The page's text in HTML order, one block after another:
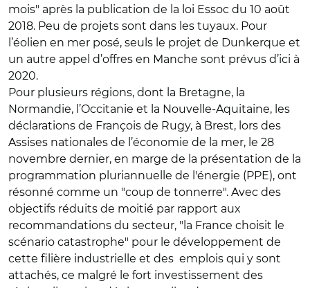
mois" après la publication de la loi Essoc du 10 août
2018. Peu de projets sont dans les tuyaux. Pour
l’éolien en mer posé, seuls le projet de Dunkerque et
un autre appel d’offres en Manche sont prévus d’ici à
2020.
Pour plusieurs régions, dont la Bretagne, la
Normandie, l’Occitanie et la Nouvelle-Aquitaine, les
déclarations de François de Rugy, à Brest, lors des
Assises nationales de l’économie de la mer, le 28
novembre dernier, en marge de la présentation de la
programmation pluriannuelle de l'énergie (PPE), ont
résonné comme un "coup de tonnerre". Avec des
objectifs réduits de moitié par rapport aux
recommandations du secteur, "la France choisit le
scénario catastrophe" pour le développement de
cette filière industrielle et des emplois qui y sont
attachés, ce malgré le fort investissement des